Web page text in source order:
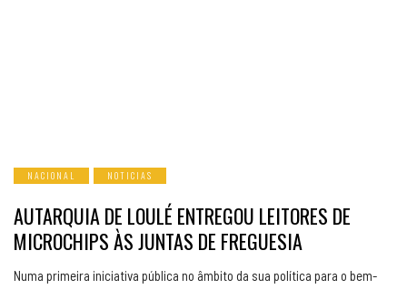
NACIONAL NOTICIAS
AUTARQUIA DE LOULÉ ENTREGOU LEITORES DE
MICROCHIPS ÀS JUNTAS DE FREGUESIA
Numa primeira iniciativa pública no âmbito da sua política para o bem-